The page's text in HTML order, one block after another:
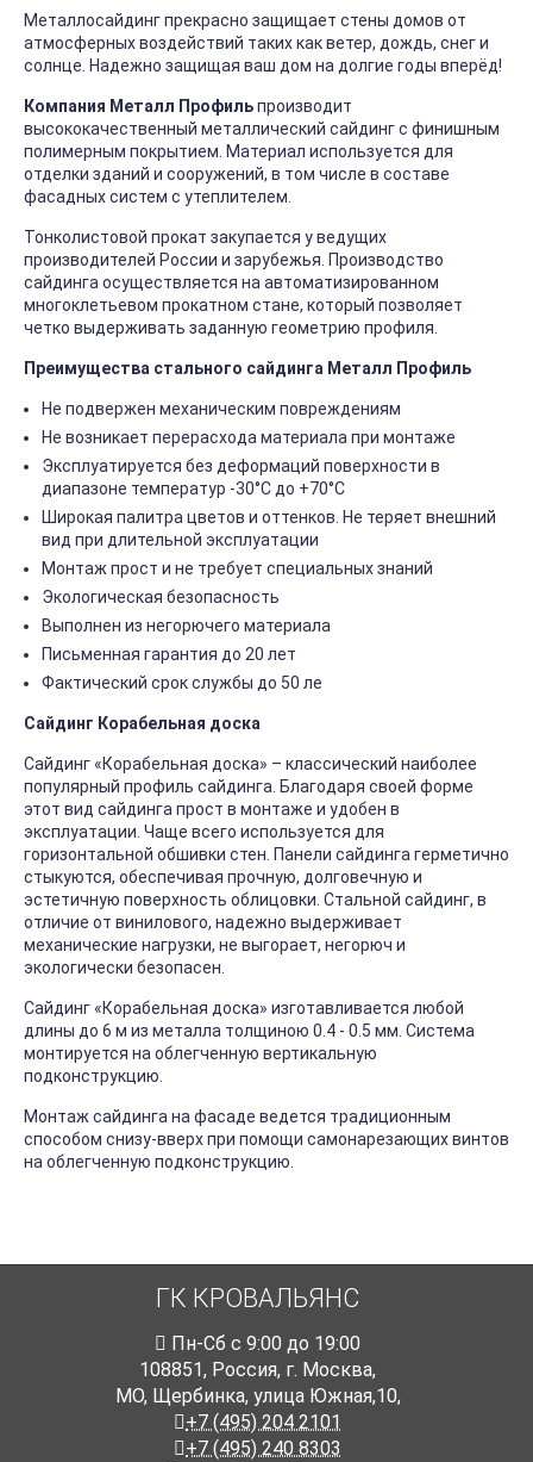
Металлосайдинг прекрасно защищает стены домов от
атмосферных воздействий таких как ветер, дождь, снег и
солнце. Надежно защищая ваш дом на долгие годы вперёд!
Компания Металл Профильпроизводит
высококачественный металлический сайдинг с финишным
полимерным покрытием. Материал используется для
отделки зданий и сооружений, в том числе в составе
фасадных систем с утеплителем.
Тонколистовой прокат закупается у ведущих
производителей России и зарубежья. Производство
сайдинга осуществляется на автоматизированном
многоклетьевом прокатном стане, который позволяет
четко выдерживать заданную геометрию профиля.
Преимущества стального сайдинга Металл Профиль
Не подвержен механическим повреждениям
Не возникает перерасхода материала при монтаже
Эксплуатируется без деформаций поверхности в
диапазоне температур -30°C до +70°C
Широкая палитра цветов и оттенков. Не теряет внешний
вид при длительной эксплуатации
Монтаж прост и не требует специальных знаний
Экологическая безопасность
Выполнен из негорючего материала
Письменная гарантия до 20 лет
Фактический срок службы до 50 ле
Сайдинг Корабельная доска
Сайдинг «Корабельная доска» – классический наиболее
популярный профиль сайдинга. Благодаря своей форме
этот вид сайдинга прост в монтаже и удобен в
эксплуатации. Чаще всего используется для
горизонтальной обшивки стен. Панели сайдинга герметично
стыкуются, обеспечивая прочную, долговечную и
эстетичную поверхность облицовки. Стальной сайдинг, в
отличие от винилового, надежно выдерживает
механические нагрузки, не выгорает, негорюч и
экологически безопасен.
Сайдинг «Корабельная доска» изготавливается любой
длины до 6 м из металла толщиною 0.4 - 0.5 мм. Система
монтируется на облегченную вертикальную
подконструкцию.
Монтаж сайдинга на фасаде ведется традиционным
способом снизу-вверх при помощи самонарезающих винтов
на облегченную подконструкцию.
ГК КРОВАЛЬЯНС
Пн-Cб с 9:00 до 19:00
108851, Россия, г. Москва,
МО, Щербинка, улица Южная,10,
+7 (495) 204 2101
+7 (495) 240 8303